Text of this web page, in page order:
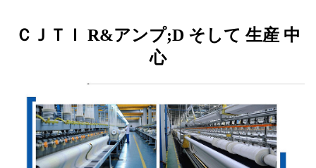
ＣＪＴＩ R&アンプ;D そして 生産 中
心